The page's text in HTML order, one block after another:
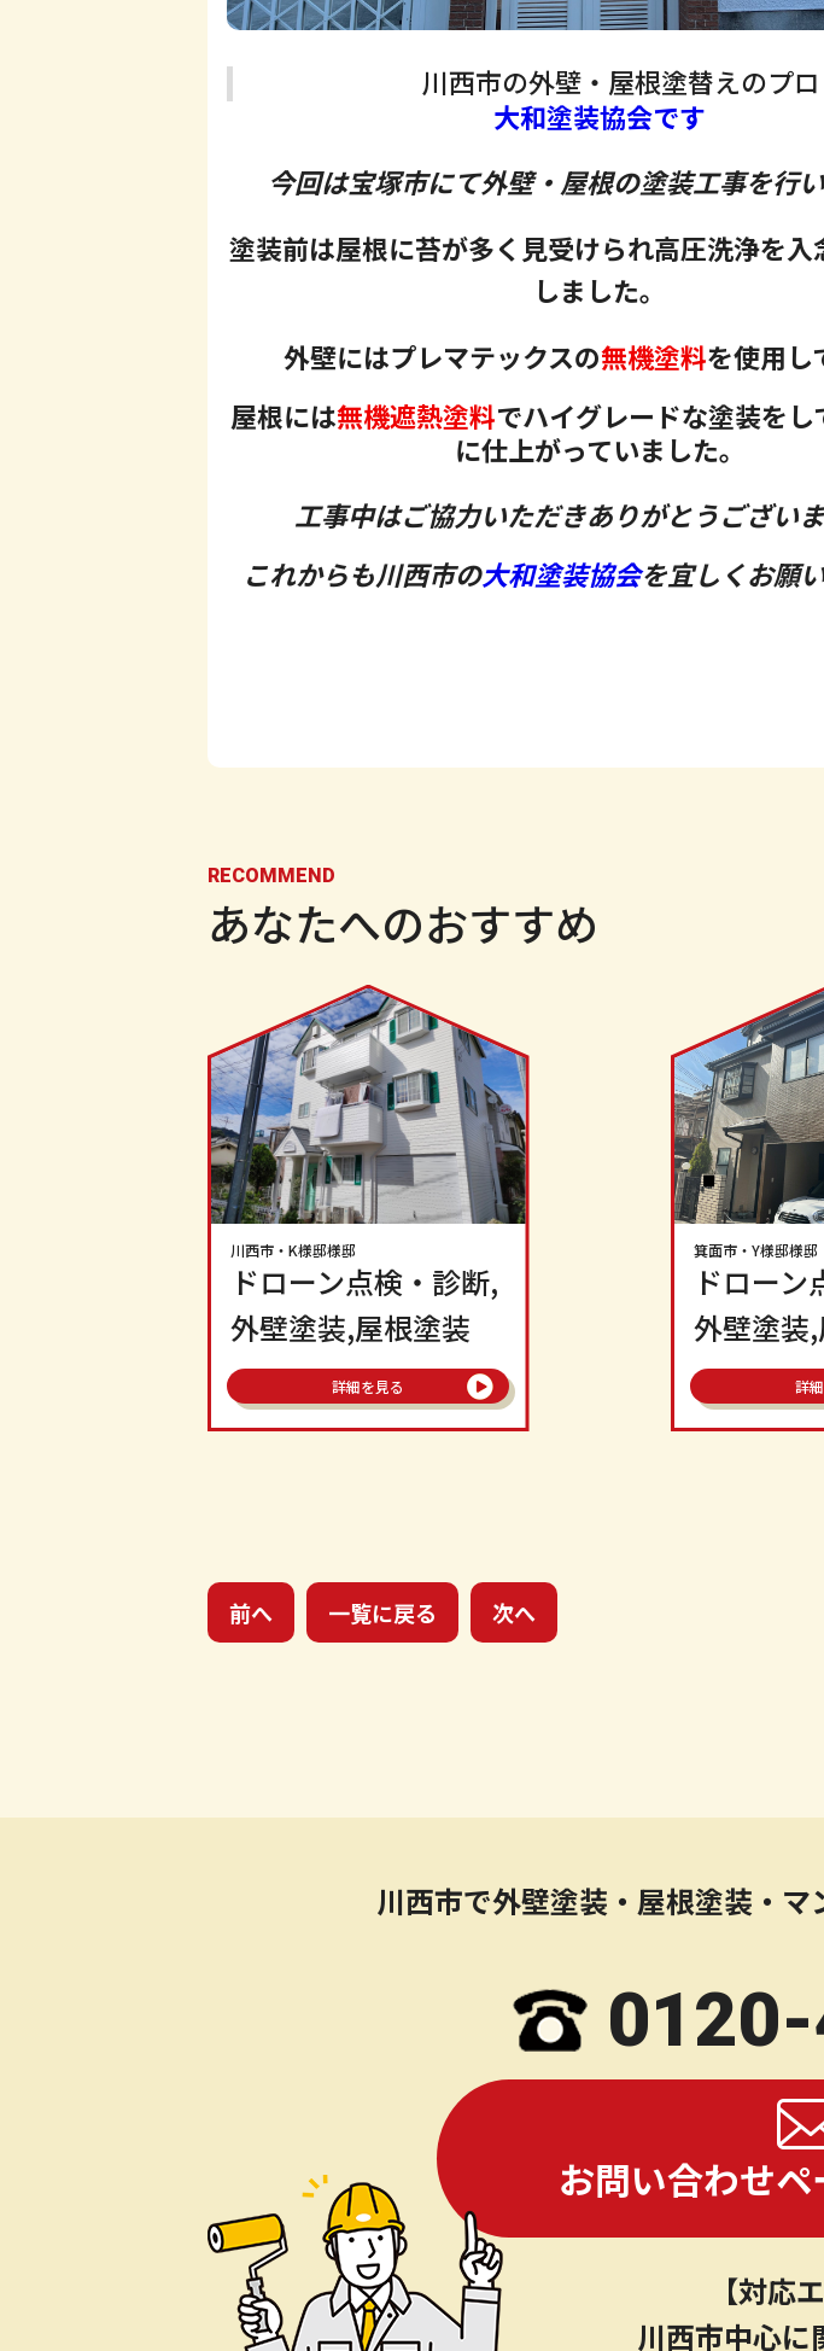
川西市の外壁・屋根塗替えのプロ
大和塗装協会です
今回は宝塚市にて外壁・屋根の塗装工事を行い
塗装前は屋根に苔が多く見受けられ高圧洗浄を入
しました。
外壁にはプレマテックスの無機塗料を使用し
屋根には無機遮熱塗料でハイグレードな塗装をし
に仕上がっていました。
工事中はご協力いただきありがとうございま
これからも川西市の大和塗装協会を宜しくお願
RECOMMEND
あなたへのおすすめ
川西市 ・ K様邸様邸
ドローン点検・診断,
外壁塗装,屋根塗装
詳細を見る
箕面市・ Y様邸様邸
ドローン
外壁塗装
詳
前へ 一覧に戻る 次へ
川西市で外壁塗装・屋根塗装・
お問い合わせ
【対応
川西市中心に